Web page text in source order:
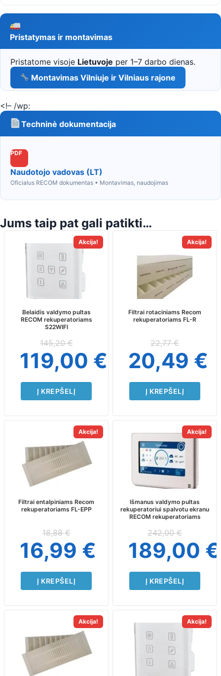
Pristatymas ir montavimas
Pristatome visoje Lietuvoje per 1–7 darbo dienas.
Montavimas Vilniuje ir Vilniaus rajone
<!– /wp:
Techninė dokumentacija
PDF
Naudotojo vadovas (LT)
Oficialus RECOM dokumentas • Montavimas, naudojimas
Jums taip pat gali patikti…
Akcija!
Belaidis valdymo pultas
RECOM rekuperatoriams
S22WIFI
145,20€
119,00 €
Į KREPŠELĮ
Akcija!
Filtrai rotaciniams Recom
rekuperatoriams FL-R
22,77€
20,49 €
Į KREPŠELĮ
Akcija!
Filtrai entalpiniams Recom
rekuperatoriams FL-EPP
18,88€
16,99 €
Į KREPŠELĮ
Akcija!
Išmanus valdymo pultas
rekuperatoriui spalvotu ekranu
RECOM rekuperatoriams
242,00€
189,00 €
Į KREPŠELĮ
Akcija! Akcija!